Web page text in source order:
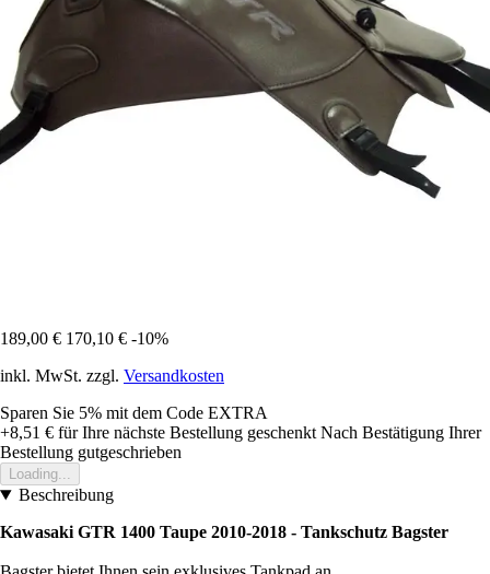
189,00 € 170,10 € -10%
inkl. MwSt. zzgl. Versandkosten
Sparen Sie 5% mit dem Code EXTRA
+8,51 € für Ihre nächste Bestellung geschenkt Nach Bestätigung Ihrer
Bestellung gutgeschrieben
Loading...
Beschreibung
Kawasaki GTR 1400 Taupe 2010-2018 - Tankschutz Bagster